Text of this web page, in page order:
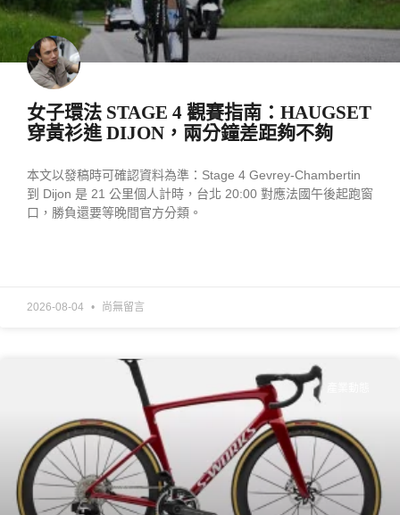
女子環法 STAGE 4 觀賽指南：HAUGSET
穿黃衫進 DIJON，兩分鐘差距夠不夠
本文以發稿時可確認資料為準：Stage 4 Gevrey-Chambertin
到 Dijon 是 21 公里個人計時，台北 20:00 對應法國午後起跑窗
口，勝負還要等晚間官方分類。
2026-08-04 尚無留言